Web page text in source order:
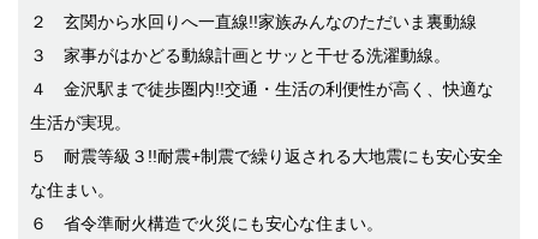
２ 玄関から水回りへ一直線!!家族みんなのただいま裏動線
３ 家事がはかどる動線計画とサッと干せる洗濯動線。
４ 金沢駅まで徒歩圏内!!交通・生活の利便性が高く、快適な
生活が実現。
５ 耐震等級３!!耐震+制震で繰り返される大地震にも安心安全
な住まい。
６ 省令準耐火構造で火災にも安心な住まい。